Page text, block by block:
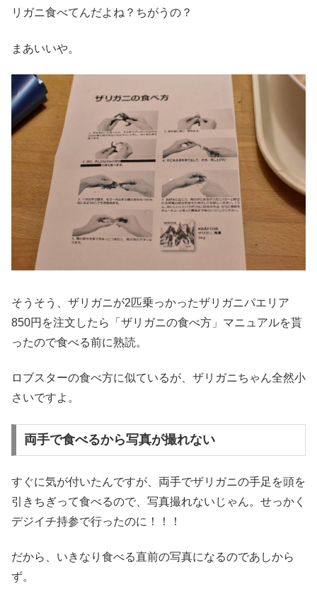
リガニ食べてんだよね？ちがうの？
まあいいや。
そうそう、ザリガニが2匹乗っかったザリガニパエリア
850円を注文したら「ザリガニの食べ方」マニュアルを貰
ったので食べる前に熟読。
ロブスターの食べ方に似ているが、ザリガニちゃん全然小
さいですよ。
両手で食べるから写真が撮れない
すぐに気が付いたんですが、両手でザリガニの手足を頭を
引きちぎって食べるので、写真撮れないじゃん。せっかく
デジイチ持参で行ったのに！！！
だから、いきなり食べる直前の写真になるのであしから
ず。